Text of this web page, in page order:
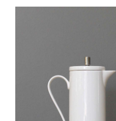
TOEVOEGEN AAN